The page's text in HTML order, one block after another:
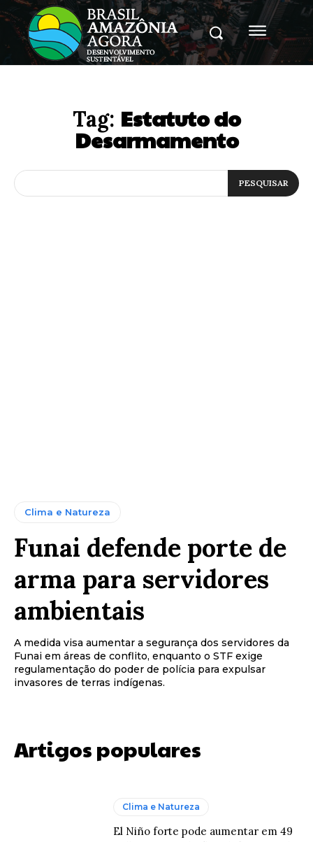
Tag: Estatuto do
Desarmamento
PESQUISAR
Clima e Natureza
Funai defende porte de
arma para servidores
ambientais
A medida visa aumentar a segurança dos servidores da
Funai em áreas de conflito, enquanto o STF exige
regulamentação do poder de polícia para expulsar
invasores de terras indígenas.
Artigos populares
Clima e Natureza
El Niño forte pode aumentar em 49